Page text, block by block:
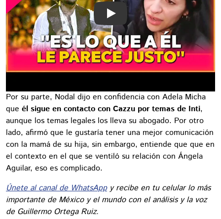
Play
Por su parte, Nodal dijo en confidencia con Adela Micha
que él sigue en contacto con Cazzu por temas de Inti,
aunque los temas legales los lleva su abogado. Por otro
lado, afirmó que le gustaría tener una mejor comunicación
con la mamá de su hija, sin embargo, entiende que que en
el contexto en el que se ventiló su relación con Ángela
Aguilar, eso es complicado.
Únete al canal de WhatsAppy recibe en tu celular lo más
importante de México y el mundo con el análisis y la voz
de Guillermo Ortega Ruiz.